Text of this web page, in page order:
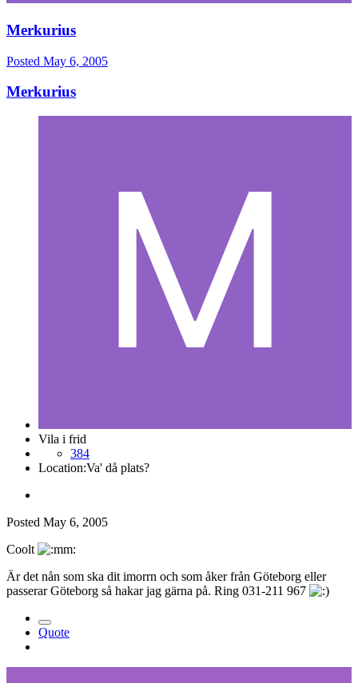
Merkurius
Posted May 6, 2005
Merkurius
Vila i frid
384
Location:Va' då plats?
Posted May 6, 2005
Coolt
Är det nån som ska dit imorrn och som åker från Göteborg eller
passerar Göteborg så hakar jag gärna på. Ring 031-211 967
Quote